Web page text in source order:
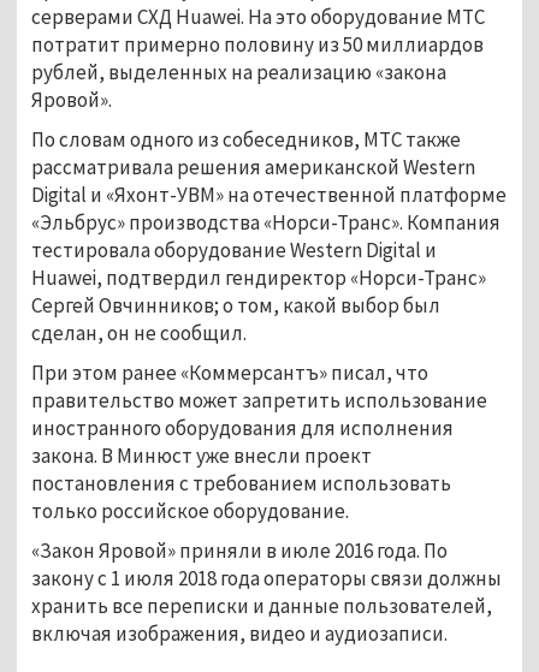
серверами СХД Huawei. На это оборудование МТС
потратит примерно половину из 50 миллиардов
рублей, выделенных на реализацию «закона
Яровой».
По словам одного из собеседников, МТС также
рассматривала решения американской Western
Digital и «Яхонт-УВМ» на отечественной платформе
«Эльбрус» производства «Норси-Транс». Компания
тестировала оборудование Western Digital и
Huawei, подтвердил гендиректор «Норси-Транс»
Сергей Овчинников; о том, какой выбор был
сделан, он не сообщил.
При этом ранее «Коммерсантъ» писал, что
правительство может запретить использование
иностранного оборудования для исполнения
закона. В Минюст уже внесли проект
постановления с требованием использовать
только российское оборудование.
«Закон Яровой» приняли в июле 2016 года. По
закону с 1 июля 2018 года операторы связи должны
хранить все переписки и данные пользователей,
включая изображения, видео и аудиозаписи.